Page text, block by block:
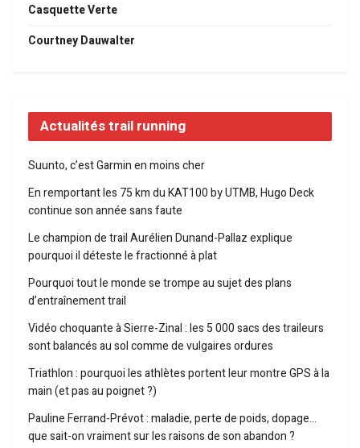
Casquette Verte
Courtney Dauwalter
Actualités trail running
Suunto, c’est Garmin en moins cher
En remportant les 75 km du KAT100 by UTMB, Hugo Deck
continue son année sans faute
Le champion de trail Aurélien Dunand-Pallaz explique
pourquoi il déteste le fractionné à plat
Pourquoi tout le monde se trompe au sujet des plans
d’entraînement trail
Vidéo choquante à Sierre-Zinal : les 5 000 sacs des traileurs
sont balancés au sol comme de vulgaires ordures
Triathlon : pourquoi les athlètes portent leur montre GPS à la
main (et pas au poignet ?)
Pauline Ferrand-Prévot : maladie, perte de poids, dopage…
que sait-on vraiment sur les raisons de son abandon ?